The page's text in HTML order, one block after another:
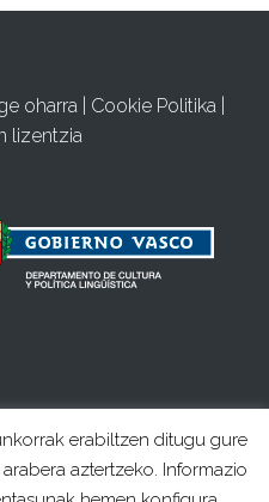
oharra Cookie Politika
lizentzia
erabiltzen ditugu gure
aztertzeko. Informazio